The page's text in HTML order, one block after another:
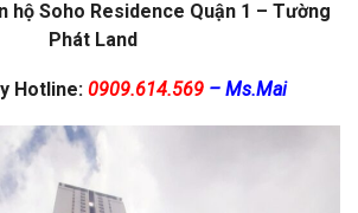
hộ Soho Residence Quận 1 – Tường
Phát Land
Hotline: 0909.614.569 – Ms.Mai